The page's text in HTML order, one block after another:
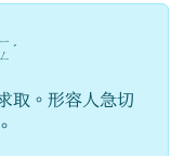
ㄧ
ㄥ
ˊ
取。形容人急切